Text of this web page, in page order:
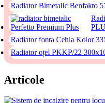
Radiator Bimetalic Benfakto
Radiator fonta Cehia Kolor
Radiator oțel PKKP/22
Articole